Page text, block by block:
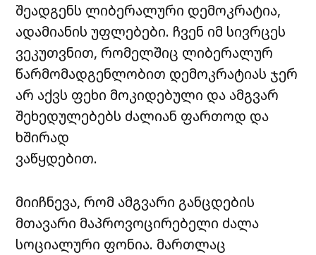
შეადგენს ლიბერალური დემოკრატია,
ადამიანის უფლებები. ჩვენ იმ სივრცეს
ვეკუთვნით, რომელშიც ლიბერალურ
წარმომადგენლობით დემოკრატიას ჯერ
არ აქვს ფეხი მოკიდებული და ამგვარ
შეხედულებებს ძალიან ფართოდ და
ხშირად
ვაწყდებით.
მიიჩნევა, რომ ამგვარი განცდების
მთავარი მაპროვოცირებელი ძალა
სოციალური ფონია. მართლაც